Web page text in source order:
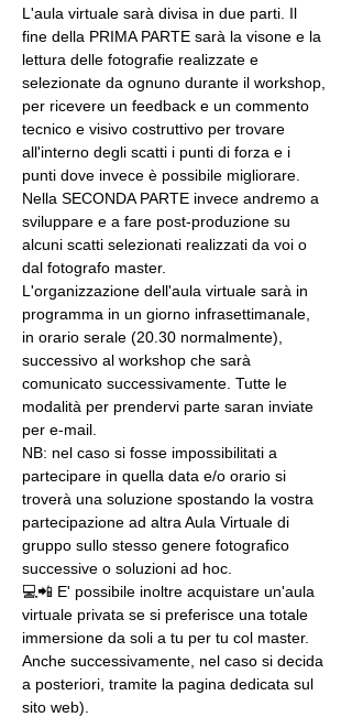
L'aula virtuale sarà divisa in due parti. Il
fine della PRIMA PARTE sarà la visone e la
lettura delle fotografie realizzate e
selezionate da ognuno durante il workshop,
per ricevere un feedback e un commento
tecnico e visivo costruttivo per trovare
all'interno degli scatti i punti di forza e i
punti dove invece è possibile migliorare.
Nella SECONDA PARTE invece andremo a
sviluppare e a fare post-produzione su
alcuni scatti selezionati realizzati da voi o
dal fotografo master.
L'organizzazione dell'aula virtuale sarà in
programma in un giorno infrasettimanale,
in orario serale (20.30 normalmente),
successivo al workshop che sarà
comunicato successivamente. Tutte le
modalità per prendervi parte saran inviate
per e-mail.
NB: nel caso si fosse impossibilitati a
partecipare in quella data e/o orario si
troverà una soluzione spostando la vostra
partecipazione ad altra Aula Virtuale di
gruppo sullo stesso genere fotografico
successive o soluzioni ad hoc.
💻📲 E' possibile inoltre acquistare un'aula
virtuale privata se si preferisce una totale
immersione da soli a tu per tu col master.
Anche successivamente, nel caso si decida
a posteriori, tramite la pagina dedicata sul
sito web).